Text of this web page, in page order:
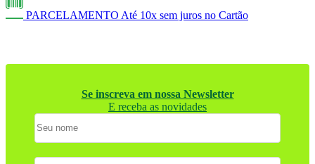
PARCELAMENTO Até 10x sem juros no Cartão
Se inscreva em nossa Newsletter
E receba as novidades